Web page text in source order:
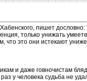
пишет дословно:
только унижать
что это они истекают
и даже говночистам
у человека судьба не